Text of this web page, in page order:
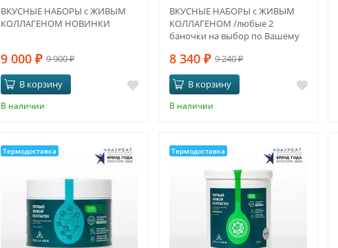
ВКУСНЫЕ НАБОРЫ с ЖИВЫМ
КОЛЛАГЕНОМ НОВИНКИ
9 000 ₽ 9 900₽
В корзину
В наличии
ВКУСНЫЕ НАБОРЫ с ЖИВЫМ
КОЛЛАГЕНОМ /любые 2
баночки на выбор по Вашему
8 340₽ 9 240₽
В корзину
В наличии
Термодоставка Термодоставка